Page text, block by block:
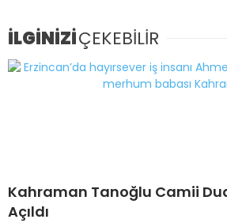
İLGİNİZİÇEKEBİLİR
Kahraman Tanoğlu Camii
Açıldı